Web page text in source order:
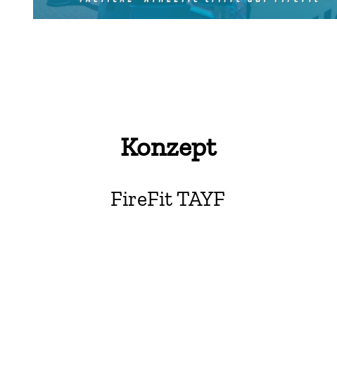
Konzept
FireFit TAYF